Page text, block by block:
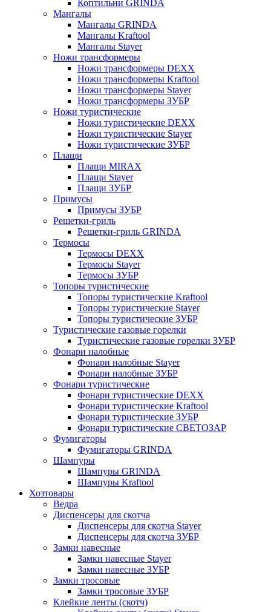
Коптильни GRINDA
Мангалы
Мангалы GRINDA
Мангалы Kraftool
Мангалы Stayer
Ножи трансформеры
Ножи трансформеры DEXX
Ножи трансформеры Kraftool
Ножи трансформеры Stayer
Ножи трансформеры ЗУБР
Ножи туристические
Ножи туристические DEXX
Ножи туристические Stayer
Ножи туристические ЗУБР
Плащи
Плащи MIRAX
Плащи Stayer
Плащи ЗУБР
Примусы
Примусы ЗУБР
Решетки-гриль
Решетки-гриль GRINDA
Термосы
Термосы DEXX
Термосы Stayer
Термосы ЗУБР
Топоры туристические
Топоры туристические Kraftool
Топоры туристические Stayer
Топоры туристические ЗУБР
Туристические газовые горелки
Туристические газовые горелки ЗУБР
Фонари налобные
Фонари налобные Stayer
Фонари налобные ЗУБР
Фонари туристические
Фонари туристические DEXX
Фонари туристические Kraftool
Фонари туристические ЗУБР
Фонари туристические СВЕТОЗАР
Фумигаторы
Фумигаторы GRINDA
Шампуры
Шампуры GRINDA
Шампуры Kraftool
Хозтовары
Ведра
Диспенсеры для скотча
Диспенсеры для скотча Stayer
Диспенсеры для скотча ЗУБР
Замки навесные
Замки навесные Stayer
Замки навесные ЗУБР
Замки тросовые
Замки тросовые ЗУБР
Клейкие ленты (скотч)